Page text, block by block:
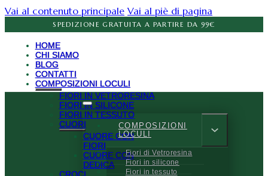
Vai al contenuto principale Vai al piè di pagina
SPEDIZIONE GRATUITA A PARTIRE DA 99€
HOME
CHI SIAMO
BLOG
CONTATTI
COMPOSIZIONI LOCULI
FIORI IN VETRORESINA
FIORI IN SILICONE
FIORI IN TESSUTO
CUORI
CUORE CON
FIORI
CUORE CON
DEDICA
COMPOSIZIONI
LOCULI
Fiori di Vetroresina
Fiori in silicone
Fiori in tessuto